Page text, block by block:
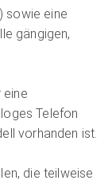
sowie eine
gängigen,
eine
Telefon
vorhanden ist.
die teilweise